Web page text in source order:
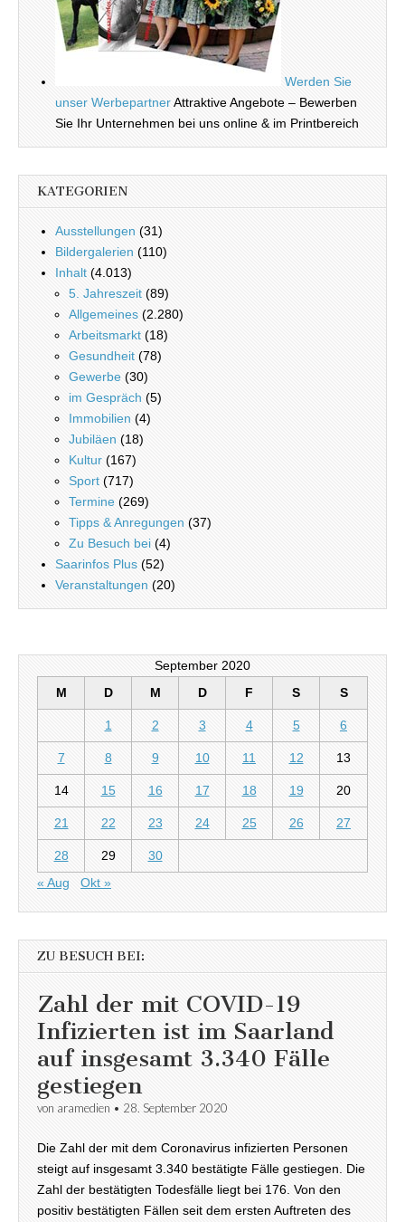
Werden Sie
unser WerbepartnerAttraktive Angebote – Bewerben
Sie Ihr Unternehmen bei uns online & im Printbereich
KATEGORIEN
Ausstellungen (31)
Bildergalerien (110)
Inhalt (4.013)
5. Jahreszeit (89)
Allgemeines (2.280)
Arbeitsmarkt (18)
Gesundheit (78)
Gewerbe (30)
im Gespräch (5)
Immobilien (4)
Jubiläen (18)
Kultur (167)
Sport (717)
Termine (269)
Tipps & Anregungen (37)
Zu Besuch bei (4)
Saarinfos Plus (52)
Veranstaltungen (20)
September 2020
M
D M D F S S
1 2 3 4 5 6
7 8 9 10 11 12 13
14 15 16 17 18 19 20
21 22 23 24 25 26 27
28 29
30
« Aug
Okt »
ZU BESUCH BEI:
Zahl der mit COVID-19
Infizierten ist im Saarland
auf insgesamt 3.340 Fälle
gestiegen
von aramedien • 28. September 2020
Die Zahl der mit dem Coronavirus infizierten Personen
steigt auf insgesamt 3.340 bestätigte Fälle gestiegen. Die
Zahl der bestätigten Todesfälle liegt bei 176. Von den
positiv bestätigten Fällen seit dem ersten Auftreten des